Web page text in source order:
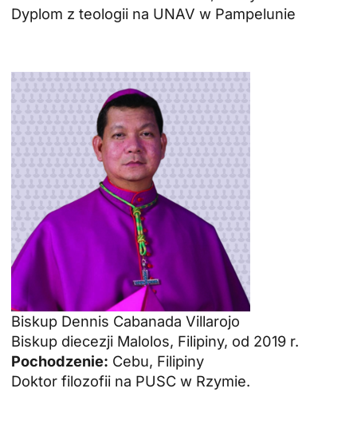
Dyplom z teologii na UNAV w Pampelunie
Biskup Dennis Cabanada Villarojo
Biskup diecezji Malolos, Filipiny, od 2019 r.
Pochodzenie: Cebu, Filipiny
Doktor filozofii na PUSC w Rzymie.